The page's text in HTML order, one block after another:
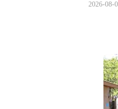
2026-08-